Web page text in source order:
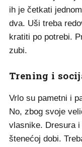
ih je četkati
dva. Uši treba
kratiti po potrebi.
zubi.
Trening i
Vrlo su pametni i
No, zbog svoje
vlasnike. Dresura
štenećoj dobi.